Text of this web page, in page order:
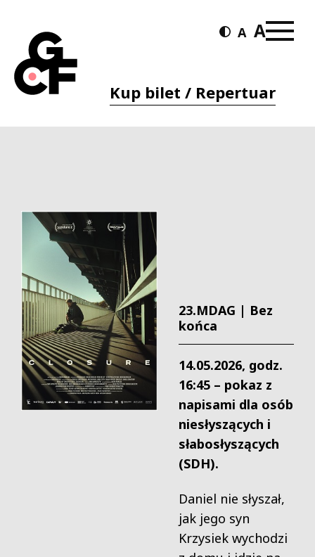
Kup bilet / Repertuar
23.MDAG | Bez
końca
14.05.2026, godz.
16:45 – pokaz z
napisami dla osób
niesłyszących i
słabosłyszących
(SDH).
Daniel nie słyszał,
jak jego syn
Krzysiek wychodzi